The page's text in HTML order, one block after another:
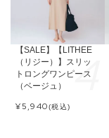
【SALE】【LITHEE
（リジー）】スリッ
トロングワンピース
（ベージュ）
¥5,940(税込)